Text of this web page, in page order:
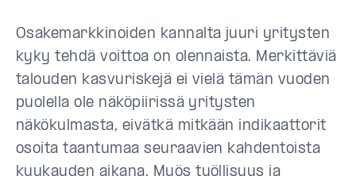
Osakemarkkinoiden kannalta juuri yritysten
kyky tehdä voittoa on olennaista. Merkittäviä
talouden kasvuriskejä ei vielä tämän vuoden
puolella ole näköpiirissä yritysten
näkökulmasta, eivätkä mitkään indikaattorit
osoita taantumaa seuraavien kahdentoista
kuukauden aikana. Myös työllisyys ja